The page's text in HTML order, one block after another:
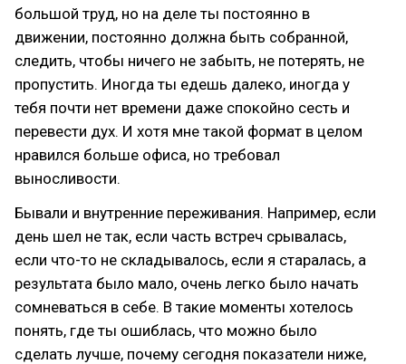
большой труд, но на деле ты постоянно в
движении, постоянно должна быть собранной,
следить, чтобы ничего не забыть, не потерять, не
пропустить. Иногда ты едешь далеко, иногда у
тебя почти нет времени даже спокойно сесть и
перевести дух. И хотя мне такой формат в целом
нравился больше офиса, но требовал
выносливости.
Бывали и внутренние переживания. Например, если
день шел не так, если часть встреч срывалась,
если что-то не складывалось, если я старалась, а
результата было мало, очень легко было начать
сомневаться в себе. В такие моменты хотелось
понять, где ты ошиблась, что можно было
сделать лучше, почему сегодня показатели ниже,